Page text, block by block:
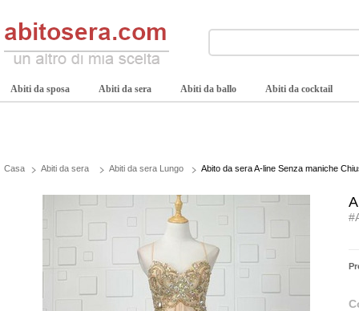
Abiti da sposa Abiti da sera Abiti da ballo Abiti da cocktail
Casa Abiti da sera Abiti da sera Lungo Abito da sera A-line Senza maniche